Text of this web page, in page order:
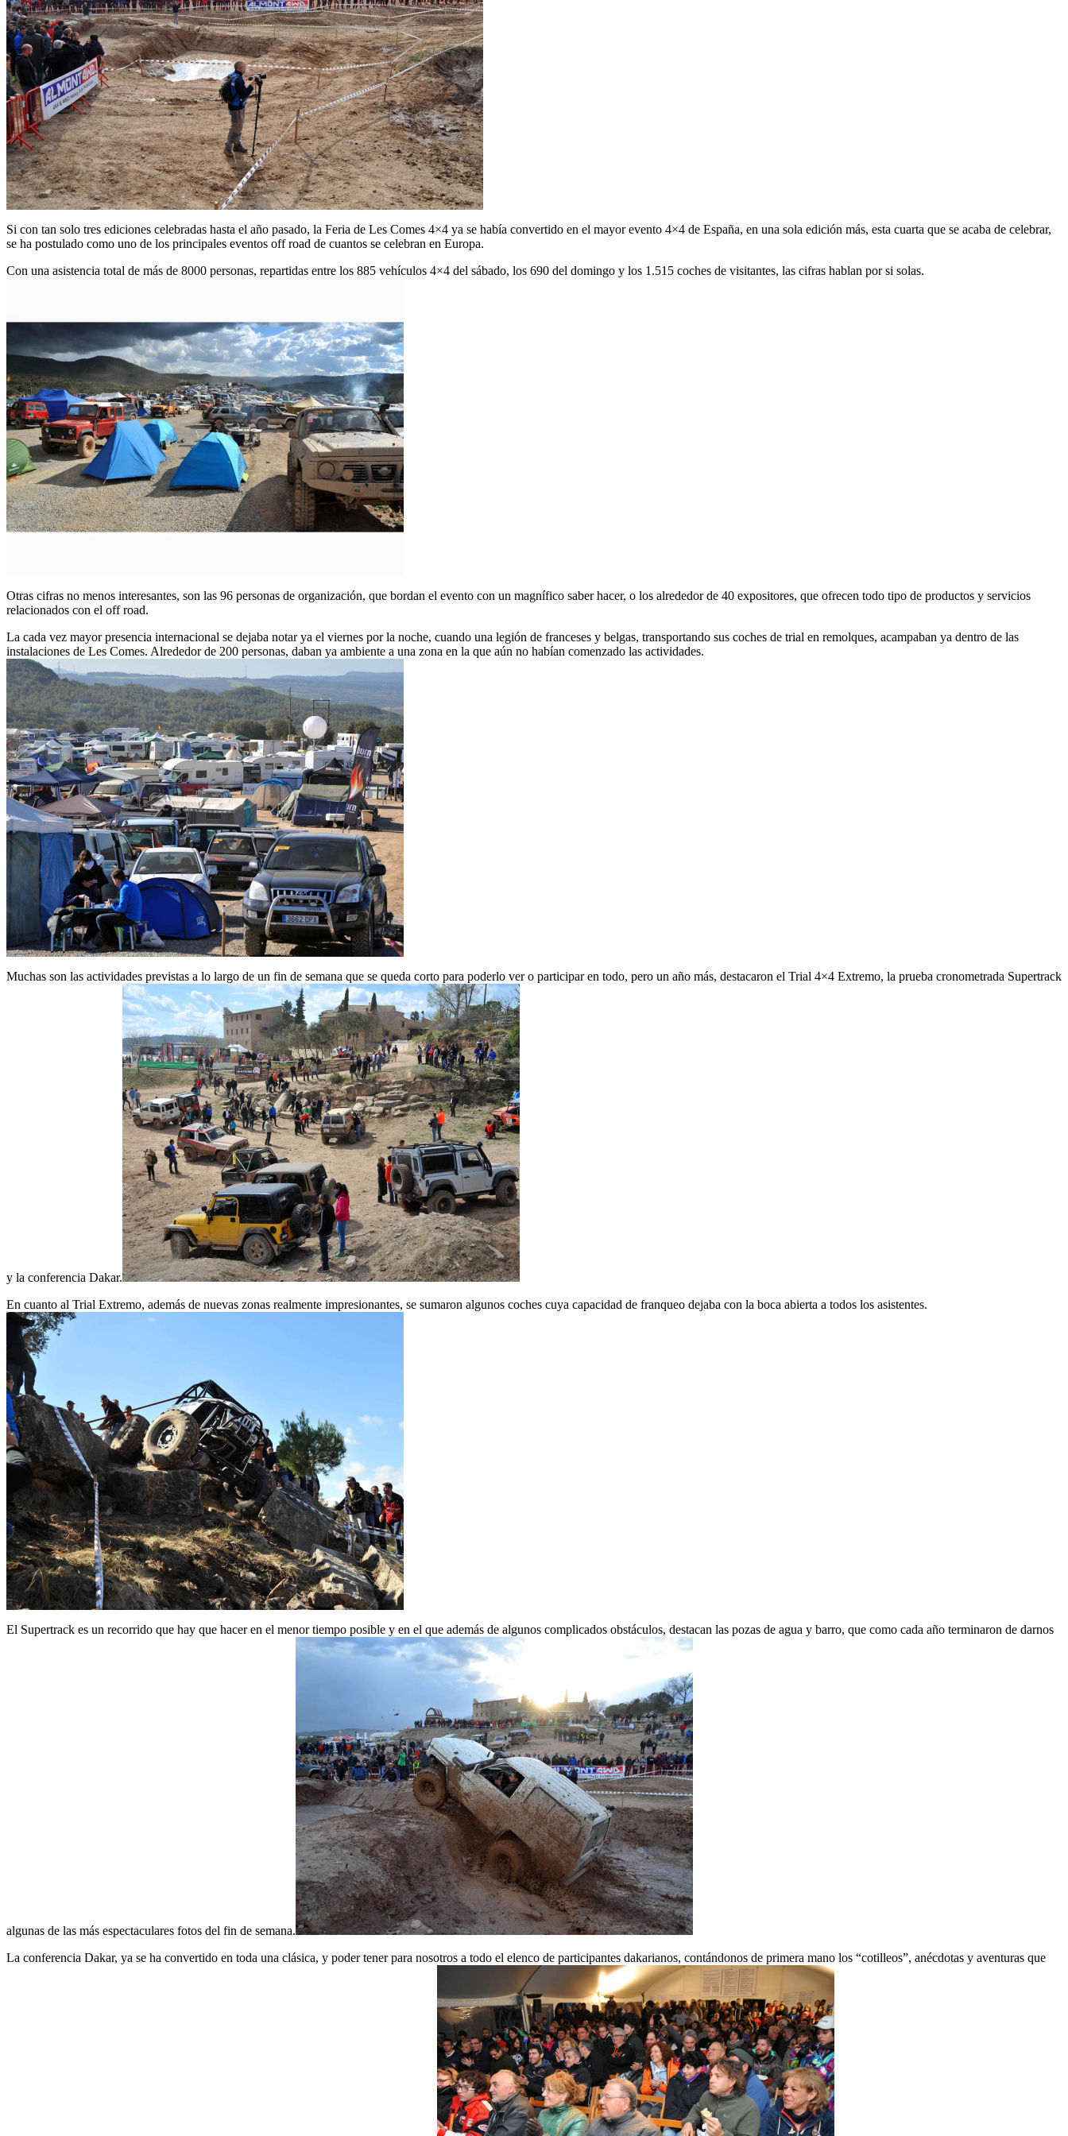
Si con tan solo tres ediciones celebradas hasta el año pasado, la Feria de Les Comes 4×4 ya se había convertido en el mayor evento 4×4 de España, en una sola edición más, esta cuarta que se acaba de celebrar,
se ha postulado como uno de los principales eventos off road de cuantos se celebran en Europa.
Con una asistencia total de más de 8000 personas, repartidas entre los 885 vehículos 4×4 del sábado, los 690 del domingo y los 1.515 coches de visitantes, las cifras hablan por si solas.
Otras cifras no menos interesantes, son las 96 personas de organización, que bordan el evento con un magnífico saber hacer, o los alrededor de 40 expositores, que ofrecen todo tipo de productos y servicios
relacionados con el off road.
La cada vez mayor presencia internacional se dejaba notar ya el viernes por la noche, cuando una legión de franceses y belgas, transportando sus coches de trial en remolques, acampaban ya dentro de las
instalaciones de Les Comes. Alrededor de 200 personas, daban ya ambiente a una zona en la que aún no habían comenzado las actividades.
Muchas son las actividades previstas a lo largo de un fin de semana que se queda corto para poderlo ver o participar en todo, pero un año más, destacaron el Trial 4×4 Extremo, la prueba cronometrada Supertrack
y la conferencia Dakar.
En cuanto al Trial Extremo, además de nuevas zonas realmente impresionantes, se sumaron algunos coches cuya capacidad de franqueo dejaba con la boca abierta a todos los asistentes.
El Supertrack es un recorrido que hay que hacer en el menor tiempo posible y en el que además de algunos complicados obstáculos, destacan las pozas de agua y barro, que como cada año terminaron de darnos
algunas de las más espectaculares fotos del fin de semana.
La conferencia Dakar, ya se ha convertido en toda una clásica, y poder tener para nosotros a todo el elenco de participantes dakarianos, contándonos de primera mano los “cotilleos”, anécdotas y aventuras que